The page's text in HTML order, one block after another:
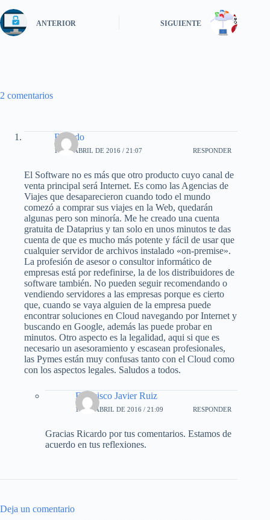
ANTERIOR SIGUIENTE
2 comentarios
Ricardo
16 DE ABRIL DE 2016 / 21:07 RESPONDER
El Software no es más que otro producto cuyo canal de
venta principal será Internet. Es como las Agencias de
Viajes que desaparecieron cuando todo el mundo
comezó a comprar sus viajes en la Web, quedarán
algunas pero son minoría. Me he creado una cuenta
gratuita de Dataprius y tan solo en unos minutos te das
cuenta de que es mucho más potente y fácil de usar que
cualquier servidor de archivos instalado «on-premise».
La profesión de asesor o consultor informático de
empresas está por redefinirse, la de los distribuidores de
software también. No pueden seguir recomendando o
vendiendo servidores a las empresas porque es cierto
que, cuando se vaya alguien de la empresa puede
encontrar soluciones en Cloud navegando por Internet y
buscando en Google, además las puede probar en
minutos. Otro aspecto es la legalidad, aqui si que es
necesario un asesoramiento y escasean profesionales,
las Pymes están muy confusas tanto con el Cloud como
con los aspectos legales. Saludos a todos.
Francisco Javier Ruiz
16 DE ABRIL DE 2016 / 21:09 RESPONDER
Gracias Ricardo por tus comentarios. Estamos de
acuerdo en tus reflexiones.
Deja un comentario